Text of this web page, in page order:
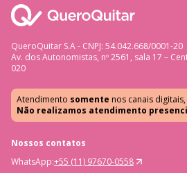
QueroQuitar S.A - CNPJ: 54.042.668/0001-20
Av. dos Autonomistas, nº 2561, sala 17 –
020
Atendimento somente nos canais
Não realizamos atendimento
Nossos contatos
WhatsApp:+55 (11) 97670-0558